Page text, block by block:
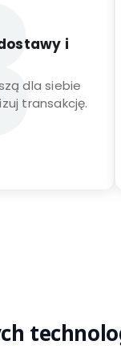
i
dla siebie
transakcję.